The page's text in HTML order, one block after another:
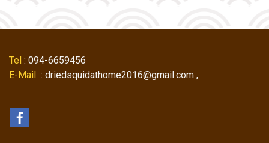
Tel : 094-6659456
E-Mail : driedsquidathome2016@gmail.com ,